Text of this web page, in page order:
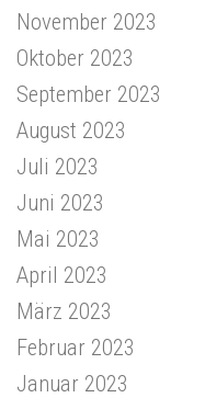
November 2023
Oktober 2023
September 2023
August 2023
Juli 2023
Juni 2023
Mai 2023
April 2023
März 2023
Februar 2023
Januar 2023